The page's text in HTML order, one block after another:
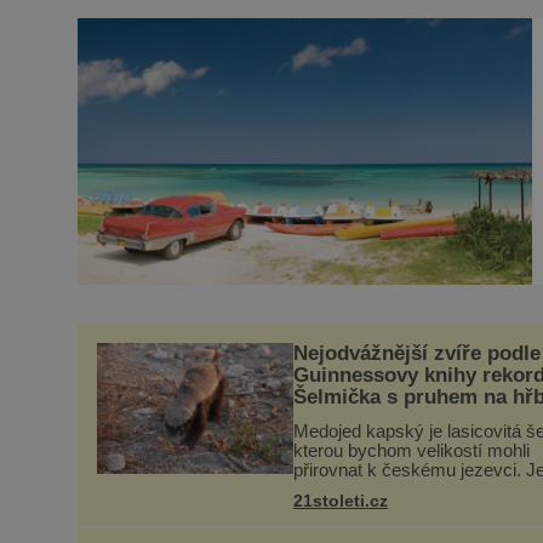
Nejodvážnější zvíře podle
Guinnessovy knihy
Šelmička s pruhem na
Medojed kapský je lasicovitá
kterou bychom velikostí mohli
přirovnat k českému jezevci.
označována za nejodvážnější
21stoleti.cz